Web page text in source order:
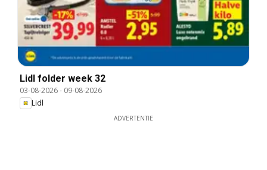
Lidl folder week 32
03-08-2026- 09-08-2026
Lidl
ADVERTENTIE